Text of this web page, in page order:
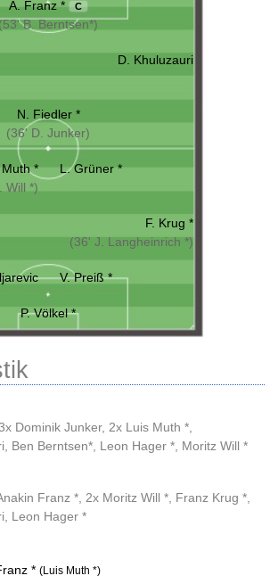
A. Franz * C
B. Berntsen*)
D. Khuluzauri
N. Fiedler *
(36' D. Junker)
*
Will *)
L. Grüner *
F. Krug *
(36' J. Langheinrich *)
V. Preiß *
P. Völkel *
Dominik Junker, 2x Luis Muth *
Ben Berntsen* Leon Hager * Moritz Will *
Franz * 2x Moritz Will * Franz Krug *
Leon Hager *
* (Luis Muth *)